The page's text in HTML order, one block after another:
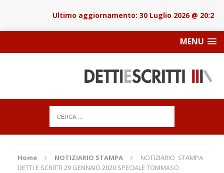
30 Luglio 2026 @ 20:22
MENU
Home NOTIZIARIO STAMPA
NOTIZIARIO STAMPA
DETTI E SCRITTI 29 GENNAIO 2020 SPECIALE TOMMASO